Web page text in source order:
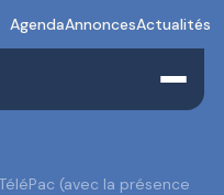
AgendaAnnoncesActualités
(avec la présence